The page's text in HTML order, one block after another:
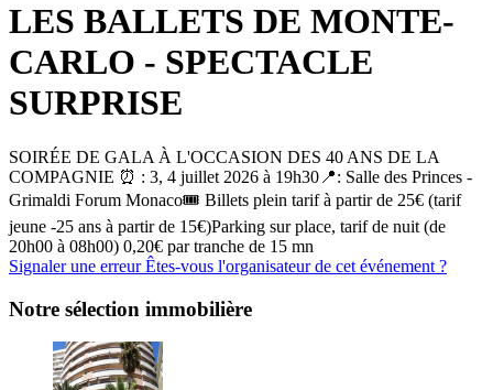
LES BALLETS DE MONTE-
CARLO - SPECTACLE
SURPRISE
SOIRÉE DE GALA À L'OCCASION DES 40 ANS DE LA
COMPAGNIE ⏰ : 3, 4 juillet 2026 à 19h30📍: Salle des Princes -
Grimaldi Forum Monaco🎟 Billets plein tarif à partir de 25€ (tarif
jeune -25 ans à partir de 15€)Parking sur place, tarif de nuit (de
20h00 à 08h00) 0,20€ par tranche de 15 mn
Signaler une erreurÊtes-vous l'organisateur de cet événement ?
Notre sélection immobilière